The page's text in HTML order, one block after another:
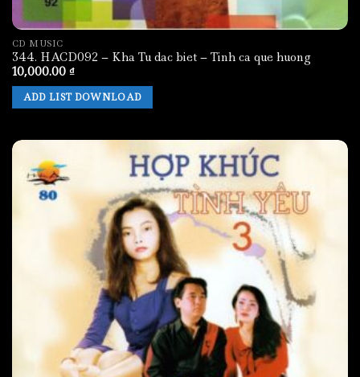
CD MUSIC
344. HACD092 – Kha Tu dac biet – Tinh ca que huong
10,000.00 ₫
ADD LIST DOWNLOAD